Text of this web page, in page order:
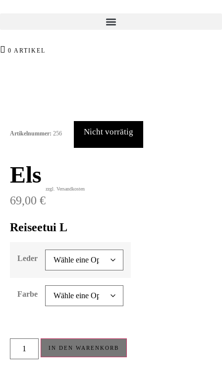
0 ARTIKEL
Artikelnummer: 256 Nicht vorrätig
Els
69,00 €
zzgl. Versandkosten
Reiseetui L
Leder
Farbe
IN DEN WARENKORB